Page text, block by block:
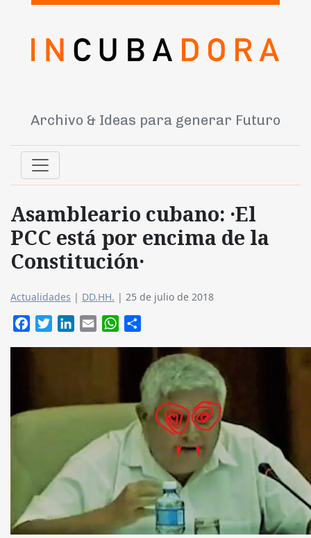
Archivo & Ideas para generar Futuro
Asambleario cubano: ·El
PCC está por encima de la
Constitución·
Actualidades | DD.HH. | 25 de julio de 2018
FacebookTwitterLinkedIn
Email WhatsApp